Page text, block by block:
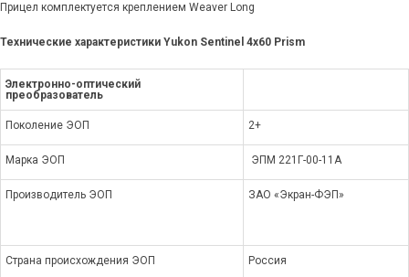
Прицел комплектуется креплением Weaver Long
Технические характеристики Yukon Sentinel 4x60 Prism
Электронно-оптический
преобразователь
Поколение ЭОП 2+
Марка ЭОП ЭПM 221Г-00-11А
Производитель ЭОП ЗАО «Экран-ФЭП»
Страна происхождения ЭОП Россия